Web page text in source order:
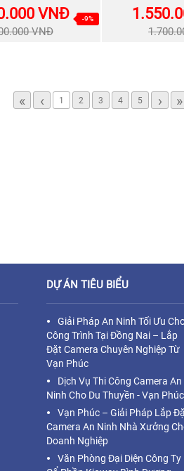
VNĐ
VNĐ
-9%
« ‹ 1 2 3 4 5 › »
DỰ ÁN TIÊU BIỂU
Giải Pháp An Ninh Tối Ưu
Công Trình Tại Đồng Nai – Lắp
Đặt Camera Chuyên Nghiệp Từ
Vạn Phúc
Dịch Vụ Thi Công Camera An
Ninh Cho Du Thuyền - Vạn Phúc
Vạn Phúc – Giải Pháp Lắp
Camera An Ninh Nhà Xưởng
Doanh Nghiệp
Văn Phòng Đại Diện Công Ty